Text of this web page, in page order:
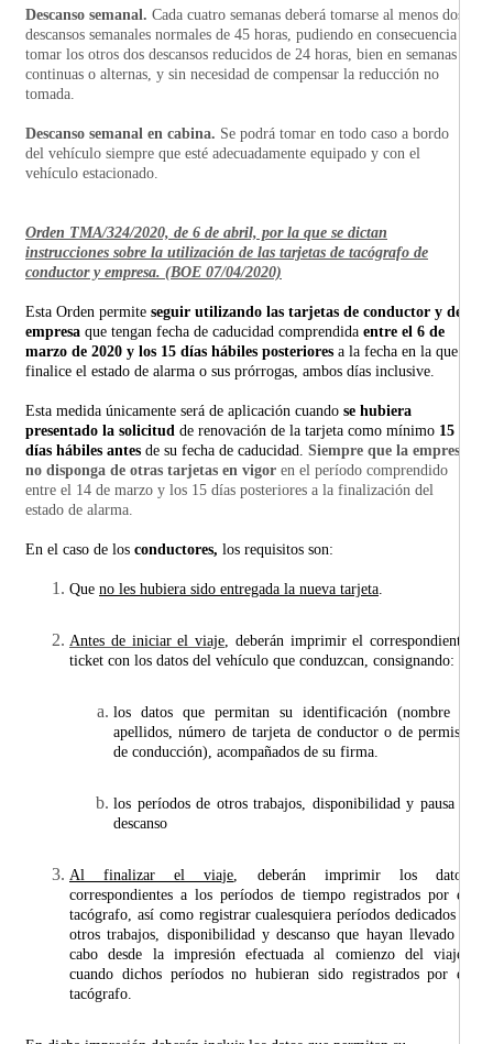
Descanso semanal. Cada cuatro semanas deberá tomarse al menos dos
descansos semanales normales de 45 horas, pudiendo en consecuencia
tomar los otros dos descansos reducidos de 24 horas, bien en semanas
continuas o alternas, y sin necesidad de compensar la reducción no
tomada.
Descanso semanal en cabina. Se podrá tomar en todo caso a bordo
del vehículo siempre que esté adecuadamente equipado y con el
vehículo estacionado.
Orden TMA/324/2020, de 6 de abril, por la que se dictan
instrucciones sobre la utilización de las tarjetas de tacógrafo de
conductor y empresa. (BOE 07/04/2020)
Esta Orden permite seguir utilizando las tarjetas de conductor y de
empresa que tengan fecha de caducidad comprendida entre el 6 de
marzo de 2020 y los 15 días hábiles posteriores a la fecha en la que
finalice el estado de alarma o sus prórrogas, ambos días inclusive.
Esta medida únicamente será de aplicación cuando se hubiera
presentado la solicitud de renovación de la tarjeta como mínimo 15
días hábiles antes de su fecha de caducidad. Siempre que la empresa
no disponga de otras tarjetas en vigor en el período comprendido
entre el 14 de marzo y los 15 días posteriores a la finalización del
estado de alarma.
En el caso de los conductores, los requisitos son:
Que no les hubiera sido entregada la nueva tarjeta
Antes de iniciar el viaje , deberán imprimir el correspondiente
ticket con los datos del vehículo que conduzcan, consignando:
los datos que permitan su identificación (nombre y
apellidos, número de tarjeta de conductor o de permiso
de conducción), acompañados de su firma.
los períodos de otros trabajos, disponibilidad y pausa o
descanso
Al finalizar el viaje , deberán imprimir los datos
correspondientes a los períodos de tiempo registrados por el
tacógrafo, así como registrar cualesquiera períodos dedicados a
otros trabajos, disponibilidad y descanso que hayan llevado a
cabo desde la impresión efectuada al comienzo del viaje,
cuando dichos períodos no hubieran sido registrados por el
tacógrafo.